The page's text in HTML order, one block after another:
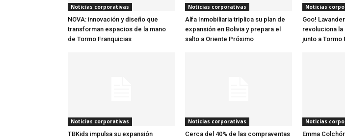
Noticias corporativas
NOVA: innovación y diseño que
transforman espacios de la mano
de Tormo Franquicias
Noticias corporativas
Alfa Inmobiliaria triplica su plan de
expansión en Bolivia y prepara el
salto a Oriente Próximo
Noticias
Goo!
revoluciona
junto a Tormo
Noticias corporativas
TBKids impulsa su expansión
Noticias corporativas
Cerca del 40% de las compraventas
Noticias
Emma